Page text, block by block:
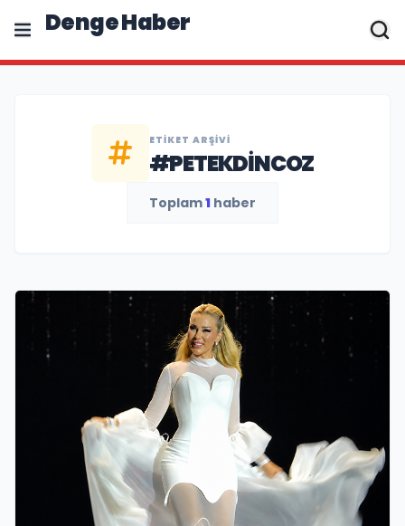
Denge Haber
ETIKET ARŞIVI
#PETEKDINCOZ
Toplam1 haber